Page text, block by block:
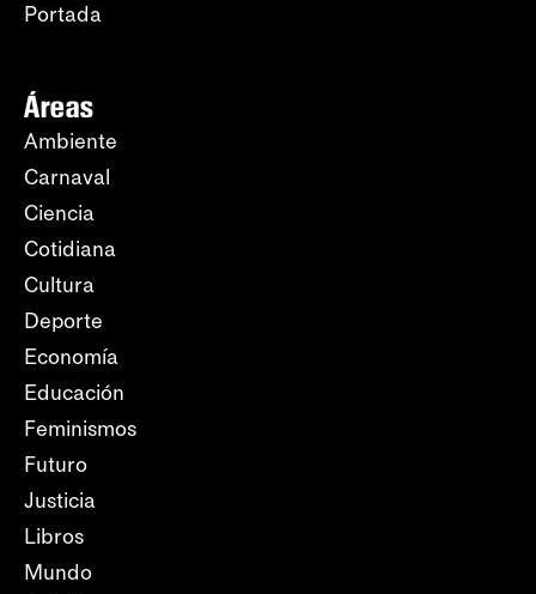
Portada
Áreas
Ambiente
Carnaval
Ciencia
Cotidiana
Cultura
Deporte
Economía
Educación
Feminismos
Futuro
Justicia
Libros
Mundo